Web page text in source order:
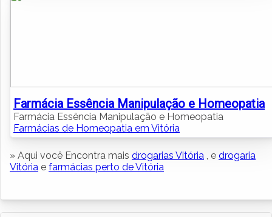
Farmácia Essência Manipulação e Homeopatia
Farmácia Essência Manipulação e Homeopatia
Farmácias de Homeopatia em Vitória
» Aqui você Encontra mais drogarias Vitória , e drogaria
Vitória e farmácias perto de Vitória